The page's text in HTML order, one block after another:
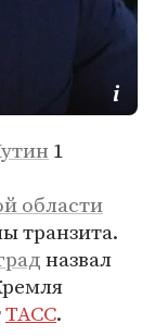
1
области
транзита.
назвал
ТАСС.